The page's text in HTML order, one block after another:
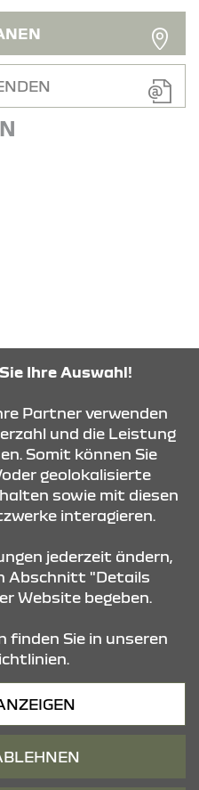
Ihre Auswahl!
Partner verwenden
und die Leistung
Somit können Sie
geolokalisierte
sowie mit diesen
interagieren.
jederzeit ändern,
Abschnitt "Details
Website begeben.
Sie in unseren